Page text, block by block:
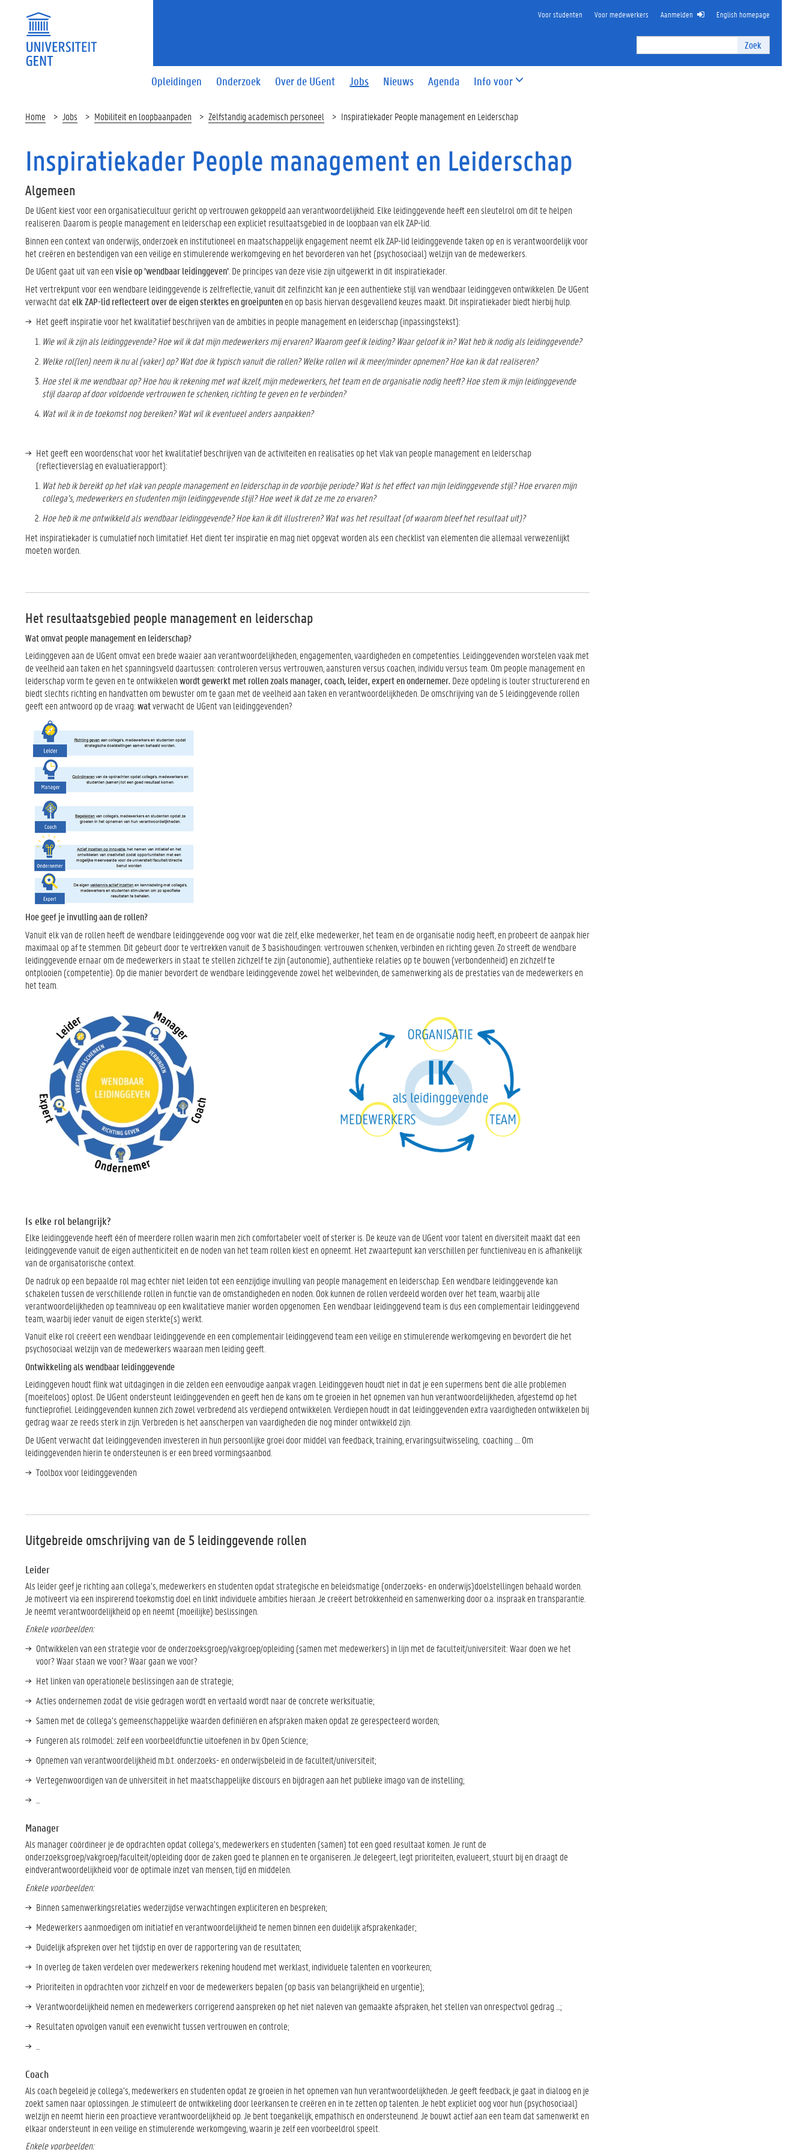
Zoek
Zoek
Voor studenten Voor medewerkers Aanmelden English homepage
Opleidingen Onderzoek Over de UGent Jobs Nieuws Agenda Info voor
Home Jobs Mobiliteit en loopbaanpaden Zelfstandig academisch personeel Inspiratiekader People management en Leiderschap
Inspiratiekader People management en Leiderschap
Algemeen
De UGent kiest voor een organisatiecultuur gericht op vertrouwen gekoppeld aan verantwoordelijkheid. Elke leidinggevende heeft een sleutelrol om dit te helpen
realiseren. Daarom is people management en leiderschap een expliciet resultaatsgebied in de loopbaan van elk ZAP-lid.
Binnen een context van onderwijs, onderzoek en institutioneel en maatschappelijk engagement neemt elk ZAP-lid leidinggevende taken op en is verantwoordelijk voor
het creëren en bestendigen van een veilige en stimulerende werkomgeving en het bevorderen van het (psychosociaal) welzijn van de medewerkers.
De UGent gaat uit van eenvisie op’wendbaar leidinggeven’ . De principes van deze visie zijn uitgewerkt in dit inspiratiekader.
Het vertrekpunt voor een wendbare leidinggevende is zelfreflectie, vanuit dit zelfinzicht kan je een authentieke stijl van wendbaar leidinggeven ontwikkelen. De UGent
verwacht datelk ZAP-lid reflecteert over de eigen sterktes en groeipuntenen op basis hiervan desgevallend keuzes maakt. Dit inspiratiekader biedt hierbij hulp.
Het geeft inspiratie voor het kwalitatief beschrijven van de ambities in people management en leiderschap (inpassingstekst):
Wie wil ik zijn als leidinggevende? Hoe wil ik dat mijn medewerkers mij ervaren? Waarom geef ik leiding? Waar geloof ik in? Wat heb ik nodig als leidinggevende?
Welkerol(len) neem ik nu al (vaker) op? Wat doe ik typisch vanuit die rollen? Welke rollen wil ik meer/minder opnemen? Hoe kan ik dat realiseren?
Hoe stel ik me wendbaar op? Hoe hou ik rekening met wat ikzelf, mijn medewerkers, het team en de organisatie nodig heeft? Hoe stem ik mijn leidinggevende
stijl daarop af door voldoende vertrouwen te schenken, richting te geven en te verbinden?
Wat wil ik in de toekomst nog bereiken? Wat wil ik eventueel anders aanpakken?
Het geeft een woordenschat voor het kwalitatief beschrijven van de activiteiten en realisaties op het vlak van people management en leiderschap
(reflectieverslag en evaluatierapport):
Wat heb ik bereikt op het vlak van people management en leiderschap in de voorbije periode?Wat is het effect van mijn leidinggevende stijl?Hoe ervaren mijn
collega’s, medewerkers en studenten mijn leidinggevende stijl? Hoe weet ik dat ze me zo ervaren?
Hoe heb ik me ontwikkeld als wendbaar leidinggevende? Hoe kan ik dit illustreren? Wat was het resultaat (of waarom bleef het resultaat uit)?
Het inspiratiekader is cumulatief noch limitatief. Het dient ter inspiratie en mag niet opgevat worden als een checklist van elementen die allemaal verwezenlijkt
moeten worden.
Het resultaatsgebied people management en leiderschap
Wat omvat people management en leiderschap?
Leidinggeven aan de UGent omvat een brede waaier aan verantwoordelijkheden, engagementen, vaardigheden en competenties. Leidinggevenden worstelen vaak met
de veelheid aan taken en het spanningsveld daartussen: controleren versus vertrouwen, aansturen versus coachen, individu versus team. Om people management en
leiderschap vorm te geven en te ontwikkelenwordt gewerkt met rollen zoalsmanager, coach, leider, expert en ondernemer. Deze opdeling is louter structurerend en
biedt slechts richting en handvatten om bewuster om te gaan met de veelheid aan taken en verantwoordelijkheden. De omschrijving van de 5 leidinggevende rollen
geeft een antwoord op de vraag:watverwacht de UGent van leidinggevenden?
Hoe geef je invulling aan de rollen?
Vanuit elk van de rollen heeft de wendbare leidinggevende oog voor wat die zelf, elke medewerker, het team en de organisatie nodig heeft, en probeert de aanpak hier
maximaal op af te stemmen. Dit gebeurt door te vertrekken vanuit de 3 basishoudingen: vertrouwen schenken, verbinden en richting geven. Zo streeft de wendbare
leidinggevende ernaar om de medewerkers in staat te stellen zichzelf te zijn (autonomie), authentieke relaties op te bouwen (verbondenheid) en zichzelf te
ontplooien (competentie). Op die manier bevordert de wendbare leidinggevende zowel het welbevinden, de samenwerking als de prestaties van de medewerkers en
het team.
Is elke rol belangrijk?
Elke leidinggevende heeft één of meerdere rollen waarin men zich comfortabeler voelt of sterker is. De keuze van de UGent voor talent en diversiteit maakt dat een
leidinggevende vanuit de eigen authenticiteit en de noden van het team rollen kiest en opneemt. Het zwaartepunt kan verschillen per functieniveau en is afhankelijk
van de organisatorische context.
De nadruk op een bepaalde rol mag echter niet leiden tot een eenzijdige invulling van people management en leiderschap. Een wendbare leidinggevende kan
schakelen tussen de verschillende rollen in functie van de omstandigheden en noden. Ook kunnen de rollen verdeeld worden over het team, waarbij alle
verantwoordelijkheden op teamniveau op een kwalitatieve manier worden opgenomen. Een wendbaar leidinggevend team is dus een complementair leidinggevend
team, waarbij ieder vanuit de eigen sterkte(s) werkt.
Vanuit elke rol creëert een wendbaar leidinggevende en een complementair leidinggevend team een veilige en stimulerende werkomgeving en bevordert die het
psychosociaal welzijn van de medewerkers waaraan men leiding geeft.
Ontwikkeling als wendbaar leidinggevende
Leidinggeven houdt flink wat uitdagingen in die zelden een eenvoudige aanpak vragen. Leidinggeven houdt niet in dat je een supermens bent die alle problemen
(moeiteloos) oplost. De UGent ondersteunt leidinggevenden en geeft hen de kans om te groeien in het opnemen van hun verantwoordelijkheden, afgestemd op het
functieprofiel. Leidinggevenden kunnen zich zowel verbredend als verdiepend ontwikkelen. Verdiepen houdt in dat leidinggevenden extra vaardigheden ontwikkelen bij
gedrag waar ze reeds sterk in zijn. Verbreden is het aanscherpen van vaardigheden die nog minder ontwikkeld zijn.
De UGent verwacht dat leidinggevenden investeren in hun persoonlijke groei door middel van feedback, training, ervaringsuitwisseling, coaching …. Om
leidinggevenden hierin te ondersteunen is er een breed vormingsaanbod.
Toolbox voor leidinggevenden
Uitgebreide omschrijving van de 5 leidinggevende rollen
Leider
Als leider geef je richting aan collega’s, medewerkers en studenten opdat strategische en beleidsmatige (onderzoeks- en onderwijs)doelstellingen behaald worden.
Je motiveert via een inspirerend toekomstig doel en linkt individuele ambities hieraan. Je creëert betrokkenheid en samenwerking door o.a. inspraak en transparantie.
Je neemt verantwoordelijkheid op en neemt (moeilijke) beslissingen.
Enkele voorbeelden:
Ontwikkelen van een strategie voor de onderzoeksgroep/vakgroep/opleiding (samen met medewerkers) in lijn met de faculteit/universiteit: Waar doen we het
voor? Waar staan we voor? Waar gaan we voor?
Het linken van operationele beslissingen aan de strategie;
Acties ondernemen zodat de visie gedragen wordt en vertaald wordt naar de concrete werksituatie;
Samen met de collega’s gemeenschappelijke waarden definiëren en afspraken maken opdat ze gerespecteerd worden;
Fungeren als rolmodel: zelf een voorbeeldfunctie uitoefenen in b.v. Open Science;
Opnemen van verantwoordelijkheid m.b.t. onderzoeks- en onderwijsbeleid in de faculteit/universiteit;
Vertegenwoordigen van de universiteit in het maatschappelijke discours en bijdragen aan het publieke imago van de instelling;
Manager
Als manager coördineer je de opdrachten opdat collega’s, medewerkers en studenten (samen) tot een goed resultaat komen. Je runt de
onderzoeksgroep/vakgroep/faculteit/opleiding door de zaken goed te plannen en te organiseren. Je delegeert, legt prioriteiten, evalueert, stuurt bij en draagt de
eindverantwoordelijkheid voor de optimale inzet van mensen, tijd en middelen.
Enkele voorbeelden:
Binnen samenwerkingsrelaties wederzijdse verwachtingen expliciteren en bespreken;
Medewerkers aanmoedigen om initiatief en verantwoordelijkheid te nemen binnen een duidelijk afsprakenkader;
Duidelijk afspreken over het tijdstip en over de rapportering van de resultaten;
In overleg de taken verdelen over medewerkers rekening houdend met werklast, individuele talenten en voorkeuren;
Prioriteiten in opdrachten voor zichzelf en voor de medewerkers bepalen (op basis van belangrijkheid en urgentie);
Verantwoordelijkheid nemen en medewerkers corrigerend aanspreken op het niet naleven van gemaakte afspraken, het stellen van onrespectvol gedrag …;
Resultaten opvolgen vanuit een evenwicht tussen vertrouwen en controle;
Coach
Als coach begeleid je collega’s, medewerkers en studenten opdat ze groeien in het opnemen van hun verantwoordelijkheden. Je geeft feedback, je gaat in dialoog en je
zoekt samen naar oplossingen. Je stimuleert de ontwikkeling door leerkansen te creëren en in te zetten op talenten. Je hebt expliciet oog voor hun (psychosociaal)
welzijn en neemt hierin een proactieve verantwoordelijkheid op. Je bent toegankelijk, empathisch en ondersteunend. Je bouwt actief aan een team dat samenwerkt en
elkaar ondersteunt in een veilige en stimulerende werkomgeving, waarin je zelf een voorbeeldrol speelt.
Enkele voorbeelden: